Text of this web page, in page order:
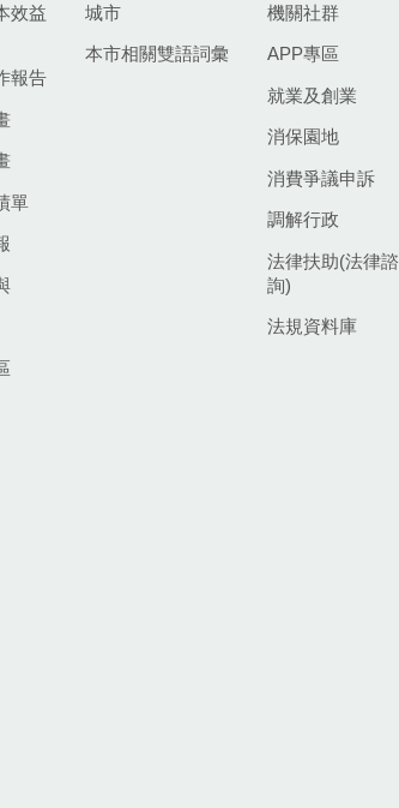
效益
報告
單
城市
本市相關雙語詞彙
機關社群
APP專區
就業及創業
消保園地
消費爭議申訴
調解行政
法律扶助(法律諮
詢)
法規資料庫